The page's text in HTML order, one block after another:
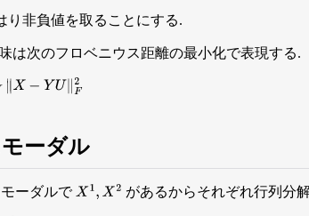
り非負値を取ることにする.
は次のフロベニウス距離の最小化で表現する.
∥ X−Y U∥F
ーダル
ーダルでX1,X2 があるからそれぞれ行列分